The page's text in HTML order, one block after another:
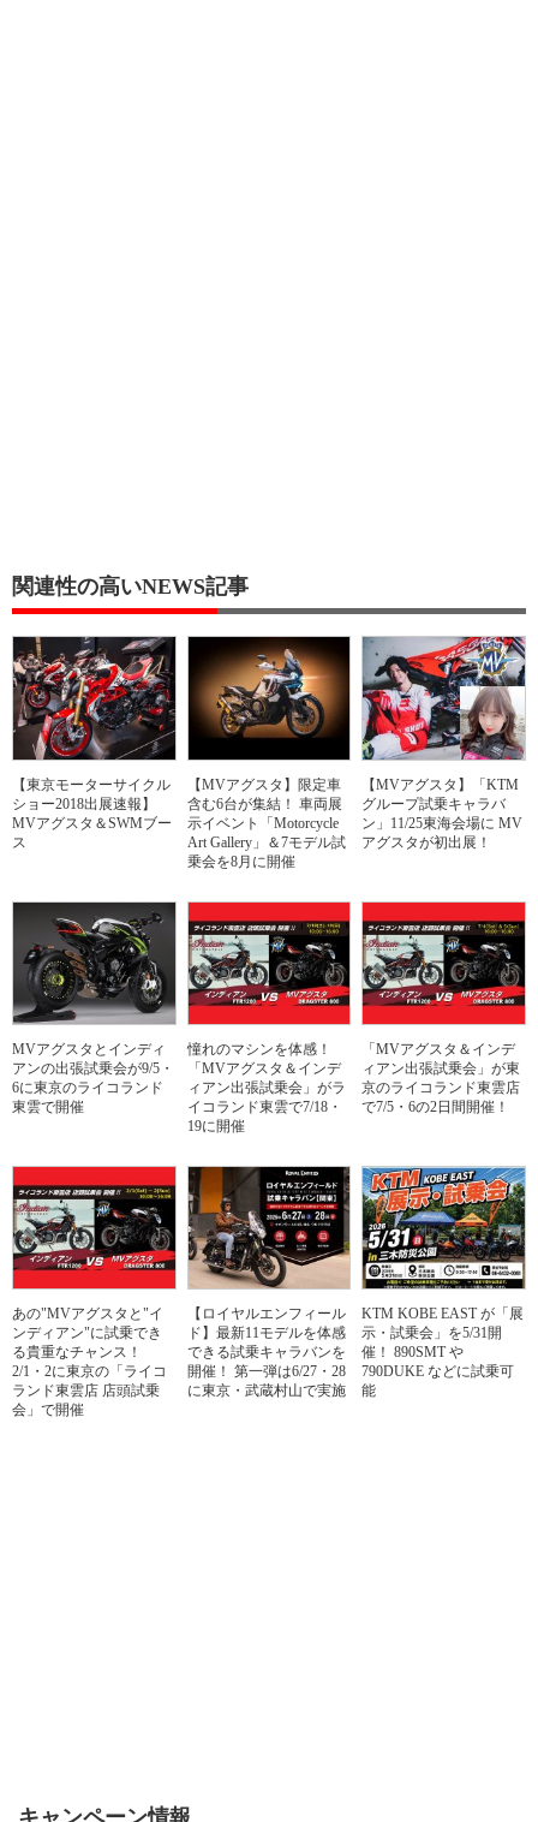
関連性の高いNEWS記事
【東京モーターサイクル
ショー2018出展速報】
MVアグスタ＆SWMブー
ス
【MVアグスタ】限定車
含む6台が集結！ 車両展
示イベント「Motorcycle
Art Gallery」＆7モデル試
乗会を8月に開催
【MVアグスタ】「KTM
グループ試乗キャラバ
ン」11/25東海会場に MV
アグスタが初出展！
MVアグスタとインディ
アンの出張試乗会が9/5・
6に東京のライコランド
東雲で開催
憧れのマシンを体感！
「MVアグスタ＆インデ
ィアン出張試乗会」がラ
イコランド東雲で7/18・
19に開催
「MVアグスタ＆インデ
ィアン出張試乗会」が東
京のライコランド東雲店
で7/5・6の2日間開催！
あの"MVアグスタと"イ
ンディアン"に試乗でき
る貴重なチャンス！
2/1・2に東京の「ライコ
ランド東雲店 店頭試乗
会」で開催
【ロイヤルエンフィール
ド】最新11モデルを体感
できる試乗キャラバンを
開催！ 第一弾は6/27・28
に東京・武蔵村山で実施
KTM KOBE EAST が「展
示・試乗会」を5/31開
催！ 890SMT や
790DUKE などに試乗可
能
キャンペーン情報